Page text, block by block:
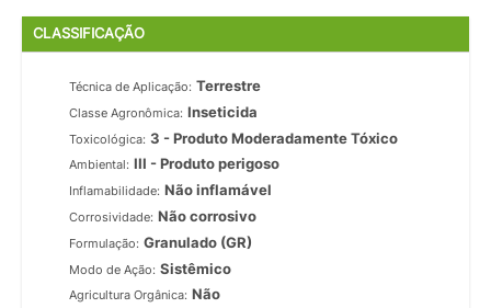
CLASSIFICAÇÃO
Técnica de Aplicação: Terrestre
Classe Agronômica: Inseticida
Toxicológica: 3 - Produto Moderadamente Tóxico
Ambiental: III - Produto perigoso
Inflamabilidade: Não inflamável
Corrosividade: Não corrosivo
Formulação: Granulado (GR)
Modo de Ação: Sistêmico
Agricultura Orgânica: Não